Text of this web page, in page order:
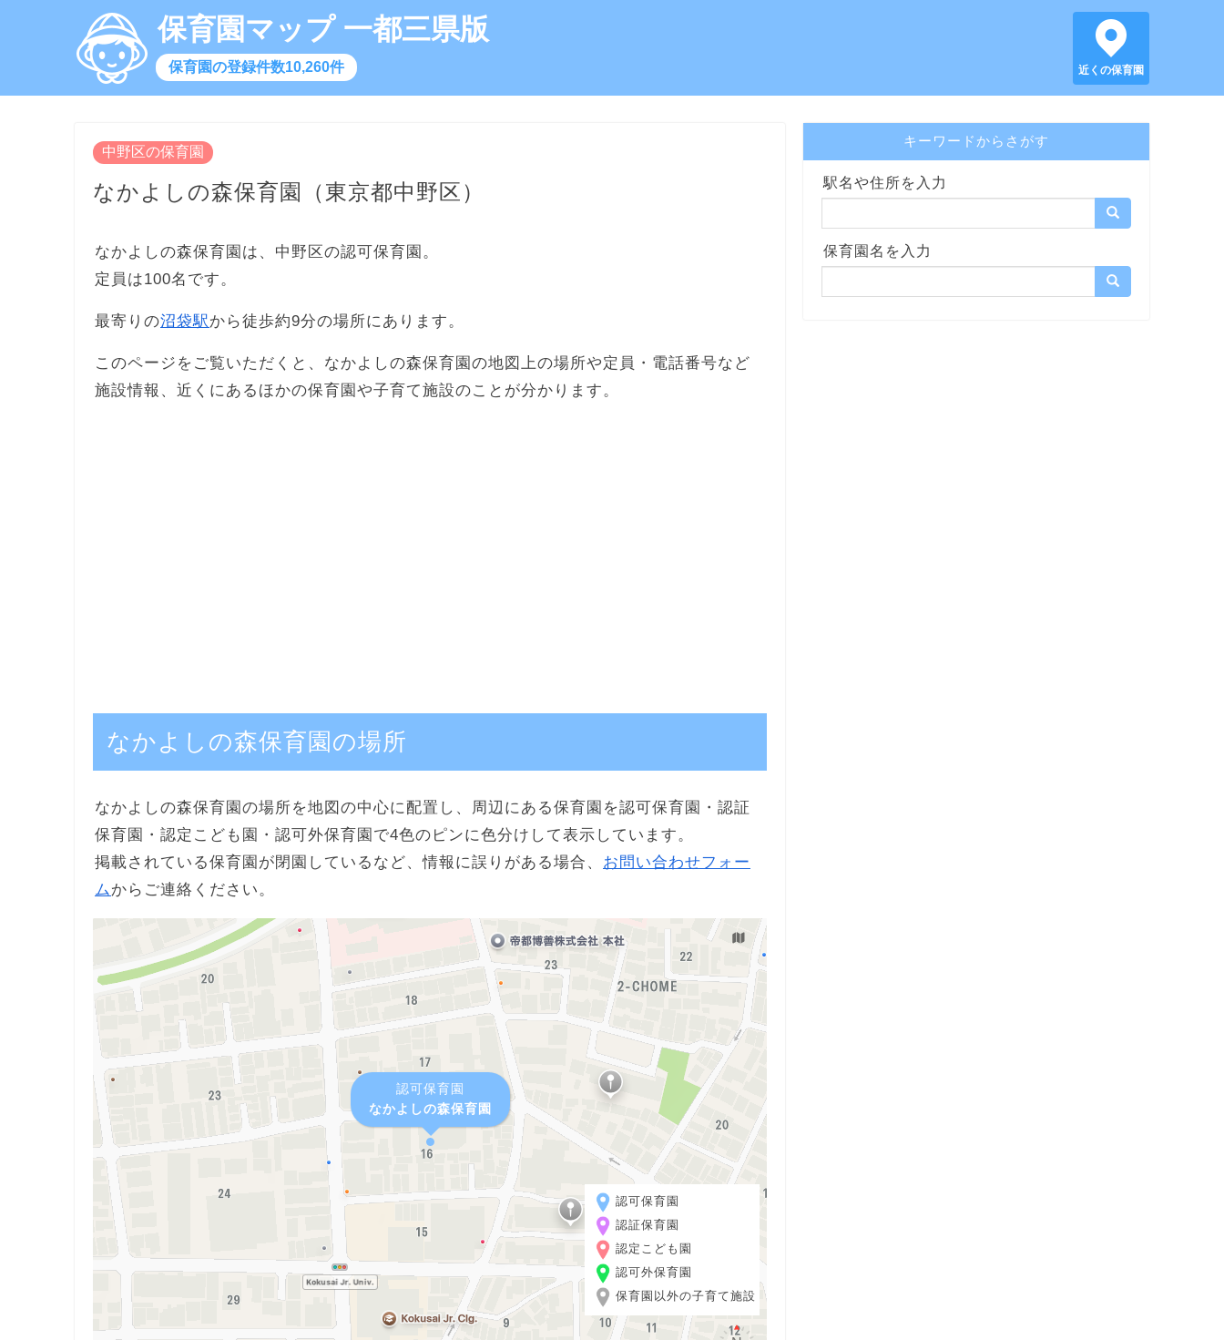
保育園マップ 一都三県版
保育園の登録件数10,260件 近くの保育園
中野区の保育園
なかよしの森保育園（東京都中野区）
なかよしの森保育園は、中野区の認可保育園。
定員は100名です。
最寄りの沼袋駅から徒歩約9分の場所にあります。
このページをご覧いただくと、なかよしの森保育園の地図上の場所や定員・電話番号など
施設情報、近くにあるほかの保育園や子育て施設のことが分かります。
なかよしの森保育園の場所
なかよしの森保育園の場所を地図の中心に配置し、周辺にある保育園を認可保育園・認証
保育園・認定こども園・認可外保育園で4色のピンに色分けして表示しています。
掲載されている保育園が閉園しているなど、情報に誤りがある場合、 お問い合わせフォー
ム からご連絡ください。
認可保育園
なかよしの森保育園
認可保育園
認証保育園
認定こども園
認可外保育園
保育園以外の子育て施設
キーワードからさがす
駅名や住所を入力
保育園名を入力